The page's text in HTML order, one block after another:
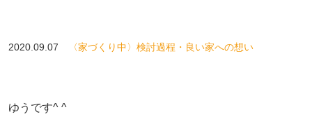
2020.09.07 〈家づくり中〉検討過程・良い家への想い
ゆうです^ ^